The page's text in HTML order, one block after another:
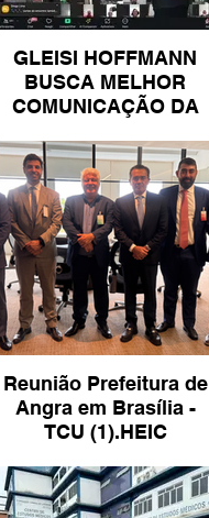
GLEISI HOFFMANN
BUSCA MELHOR
COMUNICAÇÃO DA
Reunião Prefeitura de
Angra em Brasília -
TCU (1).HEIC